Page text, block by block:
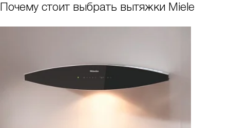
Почему стоит выбрать вытяжки Miele